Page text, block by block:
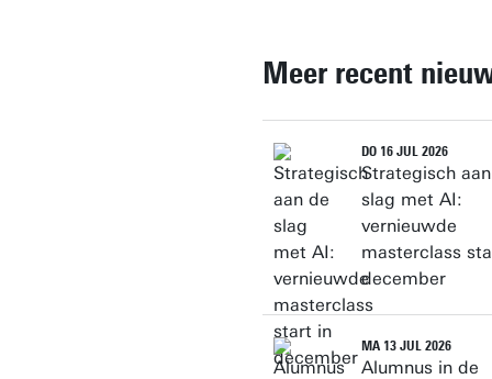
Meer recent
DO 16 JUL 2026
Strategisch
slag met AI:
vernieuwde
masterclass
december
MA 13 JUL 2026
Alumnus in de